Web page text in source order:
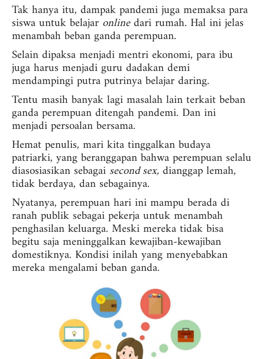
Tak hanya itu, dampak pandemi juga memaksa para
siswa untuk belajar onlinedari rumah. Hal ini jelas
menambah beban ganda perempuan.
Selain dipaksa menjadi mentri ekonomi, para ibu
juga harus menjadi guru dadakan demi
mendampingi putra putrinya belajar daring.
Tentu masih banyak lagi masalah lain terkait beban
ganda perempuan ditengah pandemi. Dan ini
menjadi persoalan bersama.
Hemat penulis, mari kita tinggalkan budaya
patriarki, yang beranggapan bahwa perempuan selalu
diasosiasikan sebagai second sex, dianggap lemah,
tidak berdaya, dan sebagainya.
Nyatanya, perempuan hari ini mampu berada di
ranah publik sebagai pekerja untuk menambah
penghasilan keluarga. Meski mereka tidak bisa
begitu saja meninggalkan kewajiban-kewajiban
domestiknya. Kondisi inilah yang menyebabkan
mereka mengalami beban ganda.